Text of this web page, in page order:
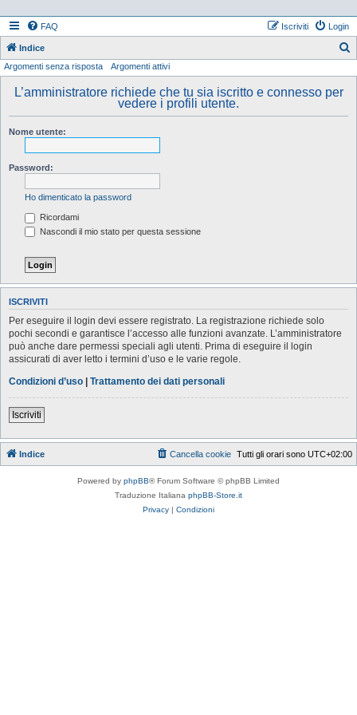
FAQ Login
Iscriviti
Indice
Argomenti senza risposta Argomenti attivi
L’amministratore richiede che tu sia iscritto e connesso per
vedere i profili utente.
Nome utente:
Password:
Ho dimenticato la password
Ricordami
Nascondi il mio stato per questa sessione
ISCRIVITI
Per eseguire il login devi essere registrato. La registrazione richiede solo
pochi secondi e garantisce l’accesso alle funzioni avanzate. L’amministratore
può anche dare permessi speciali agli utenti. Prima di eseguire il login
assicurati di aver letto i termini d’uso e le varie regole.
Condizioni d’uso | Trattamento dei dati personali
Iscriviti
Indice Tutti gli orari sono UTC+02:00
Cancella cookie
Powered by phpBB® Forum Software © phpBB Limited
Traduzione Italiana phpBB-Store.it
Privacy | Condizioni